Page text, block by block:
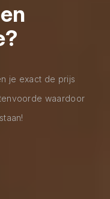
je exact de prijs
waardoor